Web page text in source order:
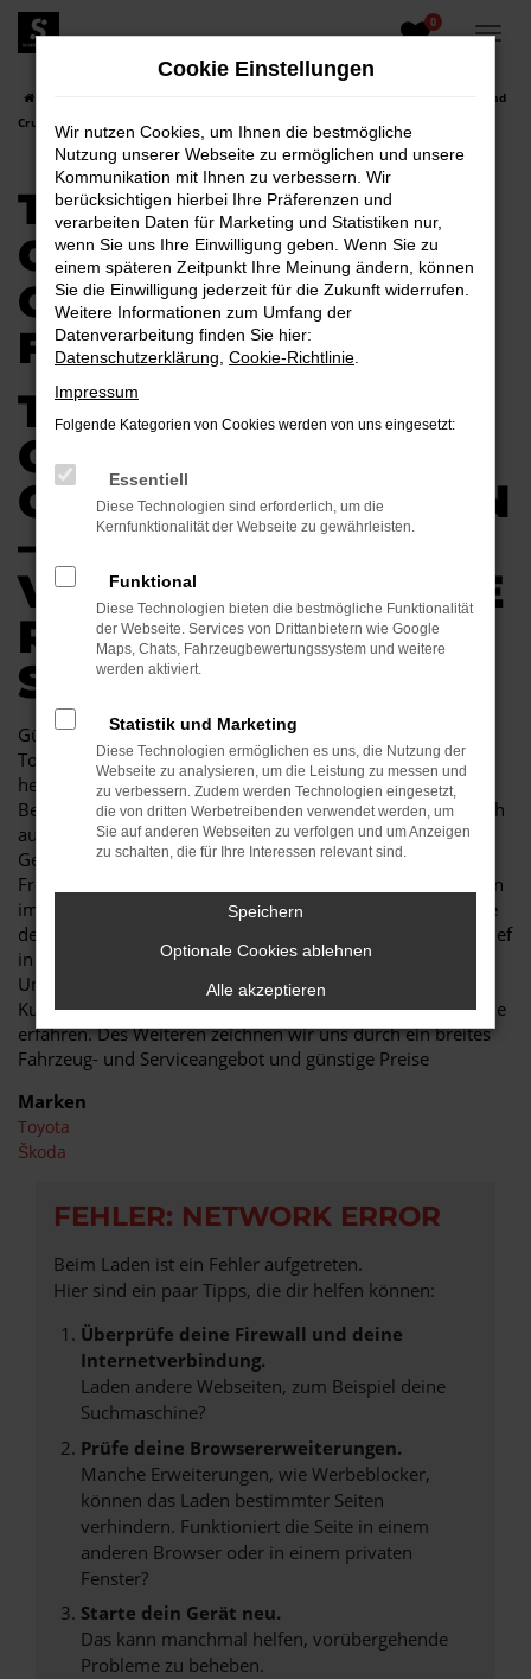
Zum
Hauptinhalt
0
Toyota Land
Cruiser Gebrauchtwagen für Senftenberg
TOYOTA LAND
CRUISER
GEBRAUCHTWAGEN
FÜR SENFTENBERG
TOYOTA LAND
CRUISER
GEBRAUCHTWAGEN
–
VERTRAUENSVOLLE
R AUTOKAUF IN
SENFTENBERG
Günstige Mobilität in Senftenberg kann so einfach sein. Ein
Toyota Land Cruiser Gebrauchtwagen besticht durch seine
herausragende Qualität und erweist sich als jahrelanger
Begleiter. Sowohl im Stadtverkehr von Senftenberg als auch
auf Landstraße und Autobahn ist der Toyota Land Cruiser
Gebrauchtwagen eine perfekte Lösung und wird Ihnen viel
Freude bereiten. Unser Autohaus ist seit mehr als 30 Jahren
im Geschäft. Wir sind nicht nur Experten für Fahrzeuge wie
den Toyota Land Cruiser Gebrauchtwagen, sondern auch tief
in der Region Senftenberg verankert. In unserem
Unternehmen zählen noch Werte wie Vertrauen und
Kundennähe, was Sie in jeder Beratung im positivsten Sinne
erfahren. Des Weiteren zeichnen wir uns durch ein breites
Fahrzeug- und Serviceangebot und günstige Preise
Marken
Toyota
Škoda
FEHLER: NETWORK ERROR
Beim Laden ist ein Fehler aufgetreten.
Hier sind ein paar Tipps, die dir helfen können:
Überprüfe deine Firewall und deine
Internetverbindung.
Laden andere Webseiten, zum Beispiel deine
Suchmaschine?
Prüfe deine Browsererweiterungen.
Manche Erweiterungen, wie Werbeblocker,
können das Laden bestimmter Seiten
verhindern. Funktioniert die Seite in einem
anderen Browser oder in einem privaten
Fenster?
Starte dein Gerät neu.
Das kann manchmal helfen, vorübergehende
Probleme zu beheben.
Cookie Einstellungen
Wir nutzen Cookies, um Ihnen die bestmögliche
Nutzung unserer Webseite zu ermöglichen und unsere
Kommunikation mit Ihnen zu verbessern. Wir
berücksichtigen hierbei Ihre Präferenzen und
verarbeiten Daten für Marketing und Statistiken nur,
wenn Sie uns Ihre Einwilligung geben. Wenn Sie zu
einem späteren Zeitpunkt Ihre Meinung ändern, können
Sie die Einwilligung jederzeit für die Zukunft widerrufen.
Weitere Informationen zum Umfang der
Datenverarbeitung finden Sie hier:
Datenschutzerklärung Cookie-Richtlinie
Impressum
Folgende Kategorien von Cookies werden von uns eingesetzt:
Essentiell
Diese Technologien sind erforderlich, um die
Kernfunktionalität der Webseite zu gewährleisten.
Funktional
Diese Technologien bieten die bestmögliche Funktionalität
der Webseite. Services von Drittanbietern wie Google
Maps, Chats, Fahrzeugbewertungssystem und weitere
werden aktiviert.
Statistik und Marketing
Diese Technologien ermöglichen es uns, die Nutzung der
Webseite zu analysieren, um die Leistung zu messen und
zu verbessern. Zudem werden Technologien eingesetzt,
die von dritten Werbetreibenden verwendet werden, um
Sie auf anderen Webseiten zu verfolgen und um Anzeigen
zu schalten, die für Ihre Interessen relevant sind.
Speichern
Optionale Cookies ablehnen
Alle akzeptieren